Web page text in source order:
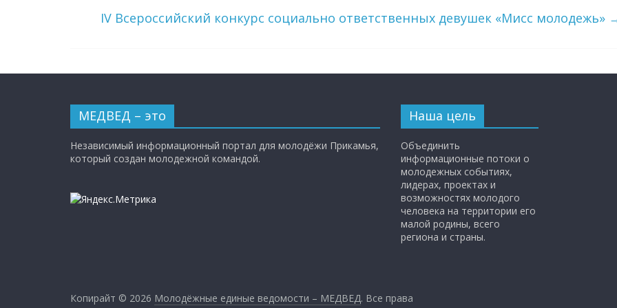
IV Всероссийский конкурс социально ответственных девушек «Мисс молодежь»
МЕДВЕД – это
Независимый информационный портал для молодёжи Прикамья,
который создан молодежной командой.
Наша цель
Объединить
информационные потоки о
молодежных событиях,
лидерах, проектах и
возможностях молодого
человека на территории его
малой родины, всего
региона и страны.
Копирайт © 2026 Молодёжные единые ведомости – МЕДВЕД. Все права